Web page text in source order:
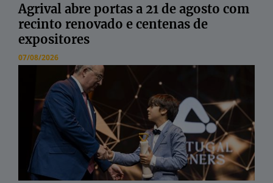
Agrival abre portas a 21 de agosto com
recinto renovado e centenas de
expositores
07/08/2026